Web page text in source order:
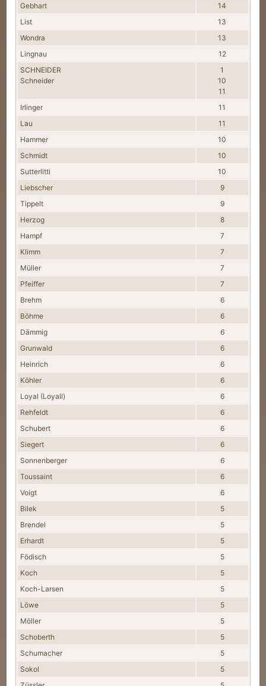
Gebhart
14
List
13
Wondra
13
Lingnau
12
SCHNEIDER
Schneider
1
10
11
Irlinger
11
Lau
11
Hammer
10
Schmidt
10
Sutterlitti
10
Liebscher
9
Tippelt
9
Herzog
8
Hampf
7
Klimm
7
Müller
7
Pfeiffer
7
Brehm
6
Böhme
6
Dämmig
6
Grunwald
6
Heinrich
6
Köhler
6
Loyal (Loyall)
6
Rehfeldt
6
Schubert
6
Siegert
6
Sonnenberger
6
Toussaint
6
Voigt
6
Bilek
5
Brendel
5
Erhardt
5
Födisch
5
Koch
5
Koch-Larsen
5
Löwe
5
Möller
5
Schoberth
5
Schumacher
5
Sokol
5